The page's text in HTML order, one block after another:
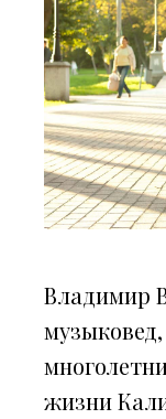
Владимир
жизни